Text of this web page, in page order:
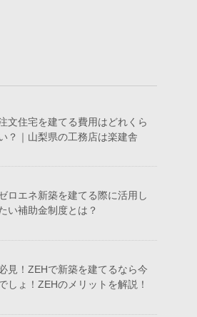
文住宅を建てる費用はどれくら
？｜山梨県の工務店は楽建舎
ロエネ新築を建てる際に活用し
い補助金制度とは？
見！ZEHで新築を建てるなら今
しょ！ZEHのメリットを解説！